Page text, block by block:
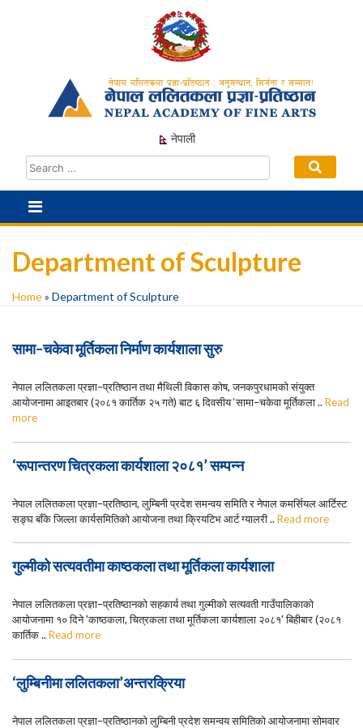
नेपाली
Department of Sculpture
Home» Department of Sculpture
सामा–चकेवा मूर्तिकला निर्माण कार्यशाला सुरु
नेपाल ललितकला प्रज्ञा–प्रतिष्ठान तथा मैथिली विकास कोष, जनकपुरधामको संयुक्त
आयोजनामा आइतबार (२०८१ कार्तिक २५ गते) बाट ६ दिवसीय ‘सामा–चकेवा मूर्तिकला .. Read
more
‘रूपान्तरण चित्रकला कार्यशाला २०८१’ सम्पन्न
नेपाल ललितकला प्रज्ञा–प्रतिष्ठान, लुम्बिनी प्रदेश समन्वय समिति र नेपाल कमर्सियल आर्टिस्ट
सङ्घ बाँके जिल्ला कार्यसमितिको आयोजना तथा क्रियटिभ आर्ट ग्यालरी .. Read more
गुल्मीको सत्यवतीमा काष्ठकला तथा मूर्तिकला कार्यशाला
नेपाल ललितकला प्रज्ञा–प्रतिष्ठानको सहकार्य तथा गुल्मीको सत्यवती गाउँपालिकाको
आयोजनामा १० दिने 'काष्ठकला, चित्रकला तथा मूर्तिकला कार्यशाला २०८१' बिहीबार (२०८१
कार्तिक .. Read more
‘लुम्बिनीमा ललितकला’अन्तरक्रिया
नेपाल ललितकला प्रज्ञा–प्रतिष्ठानको लुम्बिनी प्रदेश समन्वय समितिको आयोजनामा सोमवार